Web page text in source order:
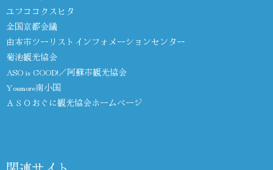
ユフココクスヒタ
全国京都会議
由布市ツーリストインフォメーションセンター
菊池観光協会
ASO is GOOD!／阿蘇市観光協会
Youmore南小国
ＡＳＯおぐに観光協会ホームページ